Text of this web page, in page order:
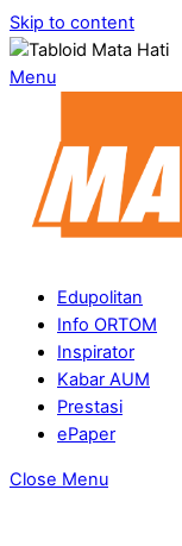
Skip to content
Menu
Edupolitan
Info ORTOM
Inspirator
Kabar AUM
Prestasi
ePaper
Close Menu